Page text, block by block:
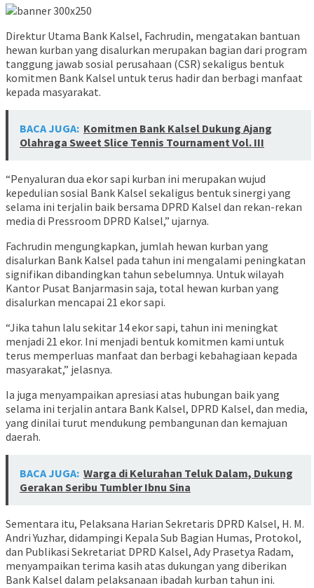
Direktur Utama Bank Kalsel, Fachrudin, mengatakan bantuan
hewan kurban yang disalurkan merupakan bagian dari program
tanggung jawab sosial perusahaan (CSR) sekaligus bentuk
komitmen Bank Kalsel untuk terus hadir dan berbagi manfaat
kepada masyarakat.
BACA JUGA: Komitmen Bank Kalsel Dukung Ajang
Olahraga Sweet Slice Tennis Tournament Vol. III
“Penyaluran dua ekor sapi kurban ini merupakan wujud
kepedulian sosial Bank Kalsel sekaligus bentuk sinergi yang
selama ini terjalin baik bersama DPRD Kalsel dan rekan-rekan
media di Pressroom DPRD Kalsel,” ujarnya.
Fachrudin mengungkapkan, jumlah hewan kurban yang
disalurkan Bank Kalsel pada tahun ini mengalami peningkatan
signifikan dibandingkan tahun sebelumnya. Untuk wilayah
Kantor Pusat Banjarmasin saja, total hewan kurban yang
disalurkan mencapai 21 ekor sapi.
“Jika tahun lalu sekitar 14 ekor sapi, tahun ini meningkat
menjadi 21 ekor. Ini menjadi bentuk komitmen kami untuk
terus memperluas manfaat dan berbagi kebahagiaan kepada
masyarakat,” jelasnya.
Ia juga menyampaikan apresiasi atas hubungan baik yang
selama ini terjalin antara Bank Kalsel, DPRD Kalsel, dan media,
yang dinilai turut mendukung pembangunan dan kemajuan
daerah.
BACA JUGA: Warga di Kelurahan Teluk Dalam, Dukung
Gerakan Seribu Tumbler Ibnu Sina
Sementara itu, Pelaksana Harian Sekretaris DPRD Kalsel, H. M.
Andri Yuzhar, didampingi Kepala Sub Bagian Humas, Protokol,
dan Publikasi Sekretariat DPRD Kalsel, Ady Prasetya Radam,
menyampaikan terima kasih atas dukungan yang diberikan
Bank Kalsel dalam pelaksanaan ibadah kurban tahun ini.